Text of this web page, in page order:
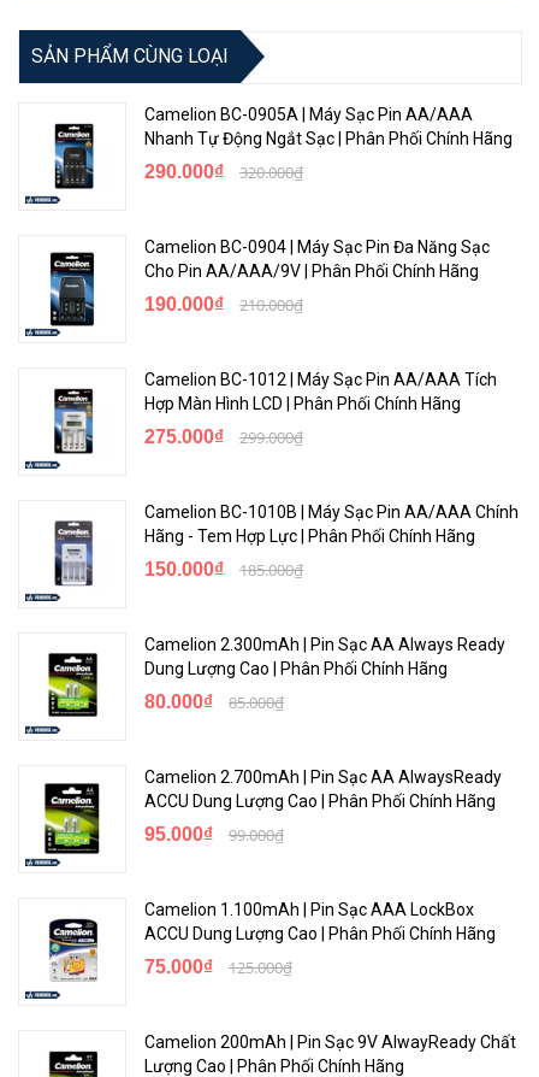
SẢN PHẨM CÙNG LOẠI
Camelion BC-0905A | Máy Sạc Pin AA/AAA
Nhanh Tự Động Ngắt Sạc | Phân Phối Chính Hãng
290.000₫ 320.000₫
Camelion BC-0904 | Máy Sạc Pin Đa Năng Sạc
Cho Pin AA/AAA/9V | Phân Phối Chính Hãng
190.000₫ 210.000₫
Camelion BC-1012 | Máy Sạc Pin AA/AAA Tích
Hợp Màn Hình LCD | Phân Phối Chính Hãng
275.000₫ 299.000₫
Camelion BC-1010B | Máy Sạc Pin AA/AAA Chính
Hãng - Tem Hợp Lực | Phân Phối Chính Hãng
150.000₫ 185.000₫
Camelion 2.300mAh | Pin Sạc AA Always Ready
Dung Lượng Cao | Phân Phối Chính Hãng
80.000₫ 85.000₫
Camelion 2.700mAh | Pin Sạc AA AlwaysReady
ACCU Dung Lượng Cao | Phân Phối Chính Hãng
95.000₫ 99.000₫
Camelion 1.100mAh | Pin Sạc AAA LockBox
ACCU Dung Lượng Cao | Phân Phối Chính Hãng
75.000₫ 125.000₫
Camelion 200mAh | Pin Sạc 9V AlwayReady Chất
Lượng Cao | Phân Phối Chính Hãng